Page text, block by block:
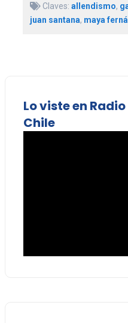
Claves: allendismo,
juan santana, maya
Lo viste en
Chile